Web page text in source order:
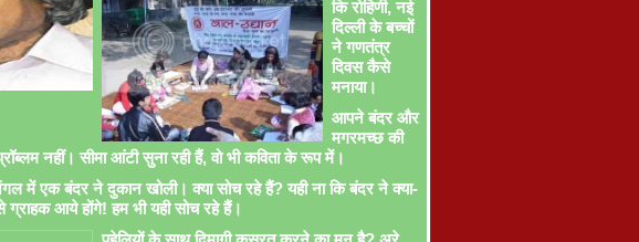
कि रोहिणी, नई
दिल्ली के बच्चों
ने गणतंत्र
दिवस कैसे
मनाया।
आपने बंदर और
मगरमच्छ की
नहीं। सीमा आंटी सुना रही हैं, वो भी कविता के रूप में।
में एक बंदर ने दुकान खोली। क्या सोच रहे हैं? यही ना कि बंदर ने क्या-
ग्राहक आये होंगे! हम भी यही सोच रहे हैं।